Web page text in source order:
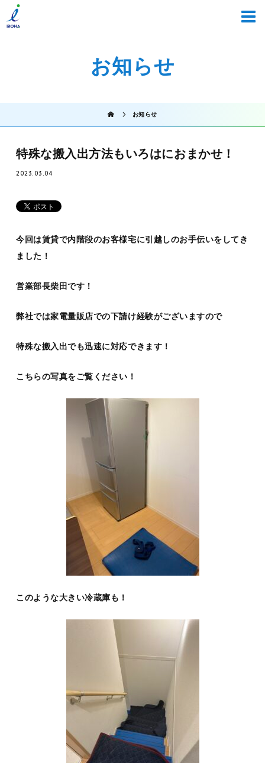
お知らせ
お知らせ
特殊な搬入出方法もいろはにおまかせ！
2023.03.04
今回は賃貸で内階段のお客様宅に引越しのお手伝いをしてき
ました！
営業部長柴田です！
弊社では家電量販店での下請け経験がございますので
特殊な搬入出でも迅速に対応できます！
こちらの写真をご覧ください！
このような大きい冷蔵庫も！